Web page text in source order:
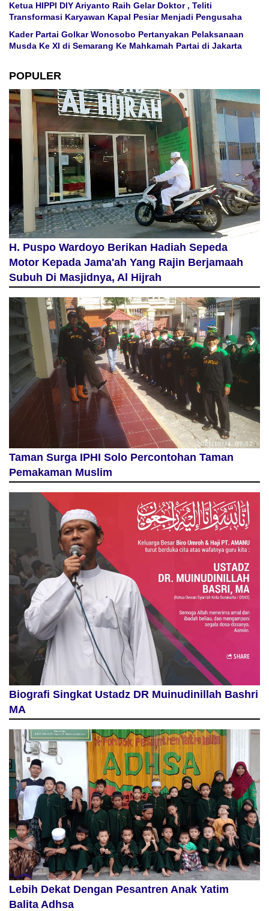
Ketua HIPPI DIY Ariyanto Raih Gelar Doktor , Teliti
Transformasi Karyawan Kapal Pesiar Menjadi Pengusaha
Kader Partai Golkar Wonosobo Pertanyakan Pelaksanaan
Musda Ke XI di Semarang Ke Mahkamah Partai di Jakarta
POPULER
H. Puspo Wardoyo Berikan Hadiah Sepeda
Motor Kepada Jama'ah Yang Rajin Berjamaah
Subuh Di Masjidnya, Al Hijrah
Taman Surga IPHI Solo Percontohan Taman
Pemakaman Muslim
Biografi Singkat Ustadz DR Muinudinillah Bashri
MA
Lebih Dekat Dengan Pesantren Anak Yatim
Balita Adhsa